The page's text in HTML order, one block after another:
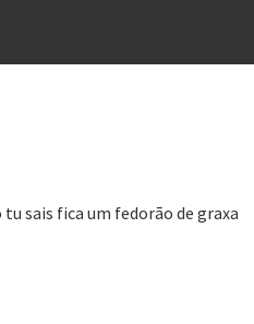
não é a resposta
do sucesso
sais fica um fedorão de graxa